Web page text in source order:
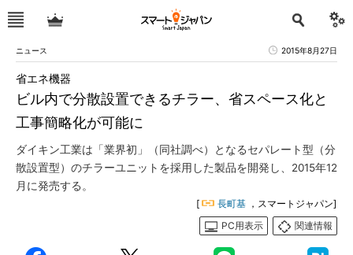
ニュース 2015年8月27日
ビル内で分散設置できるチラー、省スペース化と
工事簡略化が可能に
省エネ機器
ダイキン工業は「業界初」（同社調べ）となるセパレート型（分
散設置型）のチラーユニットを採用した製品を開発し、2015年12
月に発売する。
[ 長町基 ，スマートジャパン]
PC用表示
関連情報